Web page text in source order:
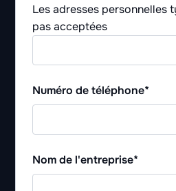
Les adresses personnelles
pas acceptées
Numéro de téléphone*
Nom de l'entreprise*